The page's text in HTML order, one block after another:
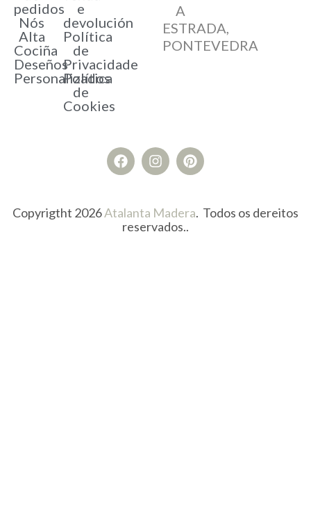
pedidos
Nós
Alta
Cociña
Deseños
Personalizados
e
devolución
Política
de
Privacidade
Política
de
Cookies
A
ESTRADA,
PONTEVEDRA
Copyrigtht 2026Atalanta Madera. Todos os dereitos
reservados..